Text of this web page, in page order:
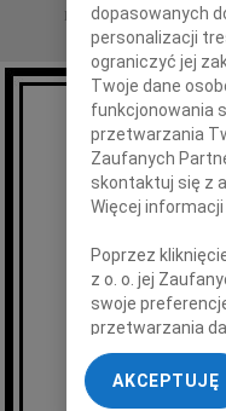
DATA EMISJI:
30
dopasowanych
personalizacji
ograniczyć jej
Twoje dane
funkcjonowania
przetwarzania
Zaufanych
skontaktuj się z
Więcej
Poprzez
z o. o. jej
swoje
przetwarzania
„Ustawienia
My, nasi Zaufani
AKCEPTUJĘ